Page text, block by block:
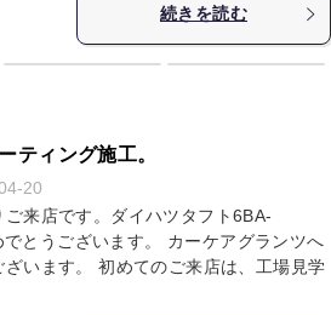
続きを読む
ティング施工。
20
来店です。ダイハツタフト6BA-
とうございます。 カーケアグランツへ
います。 初めてのご来店は、工場見学